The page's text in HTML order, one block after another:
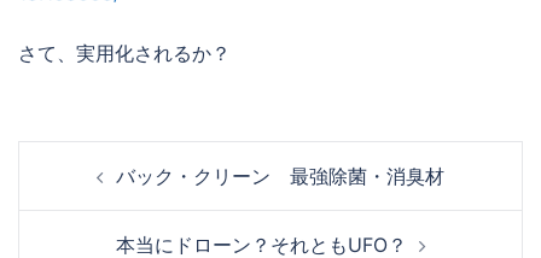
さて、実用化されるか？
バック・クリーン 最強除菌・消臭材
本当にドローン？それともUFO？